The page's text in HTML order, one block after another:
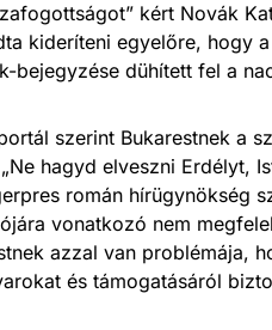
kért Novák
kideríteni egyelőre, hogy
bejegyzése dühített fel a
szerint Bukarestnek a
hagyd elveszni Erdélyt,
román hírügynökség
vonatkozó nem
azzal van problémája,
és támogatásáról